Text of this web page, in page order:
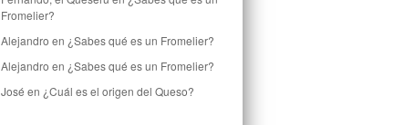
Fromelier?
Alejandro en ¿Sabes qué es un Fromelier?
Alejandro en ¿Sabes qué es un Fromelier?
José en ¿Cuál es el origen del Queso?